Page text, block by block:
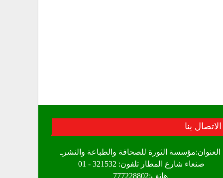
الاتصال بنا
العنوان:مؤسسة الثورة للصحافة والطباعة والنشرـ
هاتف:777228802